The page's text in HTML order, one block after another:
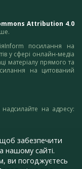
Attribution 4.0
посилання на
у сфері онлайн-медіа
матеріалу прямого та
на цитований
на адресу:
забезпечити
нашому сайті.
ви погоджуєтесь